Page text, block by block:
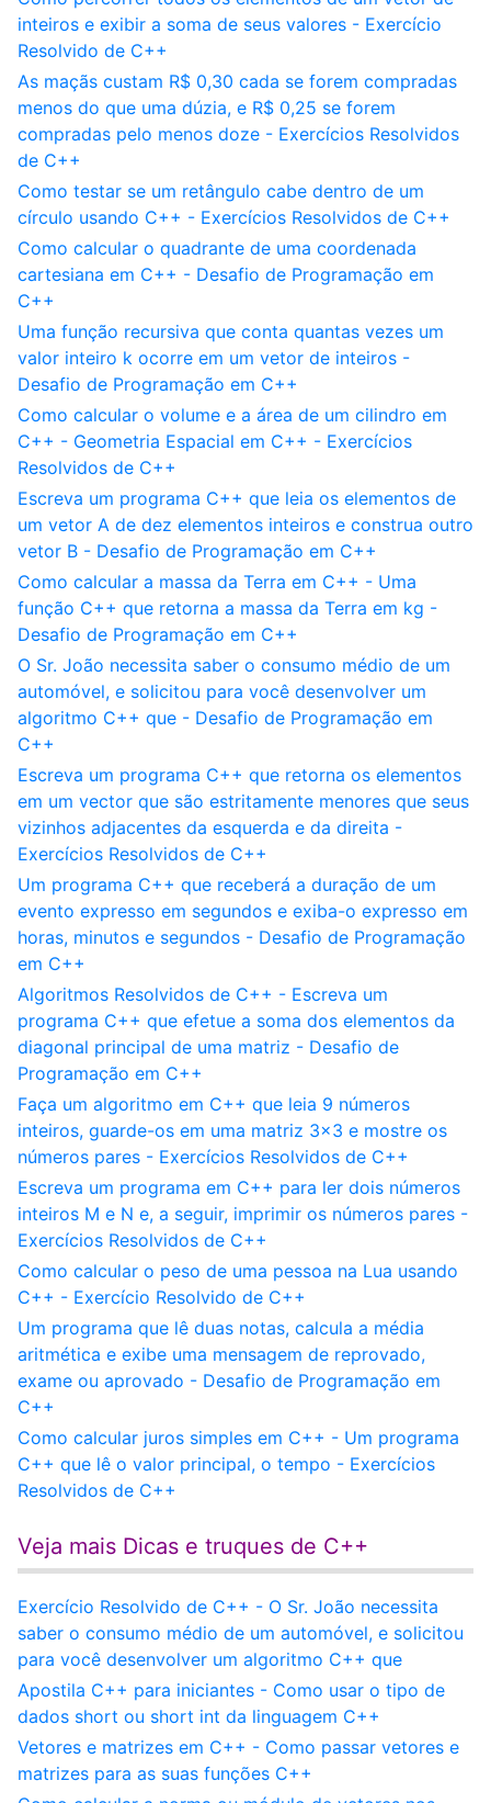
inteiros e exibir a soma de seus valores - Exercício
Resolvido de C++
As maçãs custam R$ 0,30 cada se forem compradas
menos do que uma dúzia, e R$ 0,25 se forem
compradas pelo menos doze - Exercícios Resolvidos
de C++
Como testar se um retângulo cabe dentro de um
círculo usando C++ - Exercícios Resolvidos de C++
Como calcular o quadrante de uma coordenada
cartesiana em C++ - Desafio de Programação em
C++
Uma função recursiva que conta quantas vezes um
valor inteiro k ocorre em um vetor de inteiros -
Desafio de Programação em C++
Como calcular o volume e a área de um cilindro em
C++ - Geometria Espacial em C++ - Exercícios
Resolvidos de C++
Escreva um programa C++ que leia os elementos de
um vetor A de dez elementos inteiros e construa outro
vetor B - Desafio de Programação em C++
Como calcular a massa da Terra em C++ - Uma
função C++ que retorna a massa da Terra em kg -
Desafio de Programação em C++
O Sr. João necessita saber o consumo médio de um
automóvel, e solicitou para você desenvolver um
algoritmo C++ que - Desafio de Programação em
C++
Escreva um programa C++ que retorna os elementos
em um vector que são estritamente menores que seus
vizinhos adjacentes da esquerda e da direita -
Exercícios Resolvidos de C++
Um programa C++ que receberá a duração de um
evento expresso em segundos e exiba-o expresso em
horas, minutos e segundos - Desafio de Programação
em C++
Algoritmos Resolvidos de C++ - Escreva um
programa C++ que efetue a soma dos elementos da
diagonal principal de uma matriz - Desafio de
Programação em C++
Faça um algoritmo em C++ que leia 9 números
inteiros, guarde-os em uma matriz 3x3 e mostre os
números pares - Exercícios Resolvidos de C++
Escreva um programa em C++ para ler dois números
inteiros M e N e, a seguir, imprimir os números pares -
Exercícios Resolvidos de C++
Como calcular o peso de uma pessoa na Lua usando
C++ - Exercício Resolvido de C++
Um programa que lê duas notas, calcula a média
aritmética e exibe uma mensagem de reprovado,
exame ou aprovado - Desafio de Programação em
C++
Como calcular juros simples em C++ - Um programa
C++ que lê o valor principal, o tempo - Exercícios
Resolvidos de C++
Veja mais Dicas e truques de C++
Exercício Resolvido de C++ - O Sr. João necessita
saber o consumo médio de um automóvel, e solicitou
para você desenvolver um algoritmo C++ que
Apostila C++ para iniciantes - Como usar o tipo de
dados short ou short int da linguagem C++
Vetores e matrizes em C++ - Como passar vetores e
matrizes para as suas funções C++